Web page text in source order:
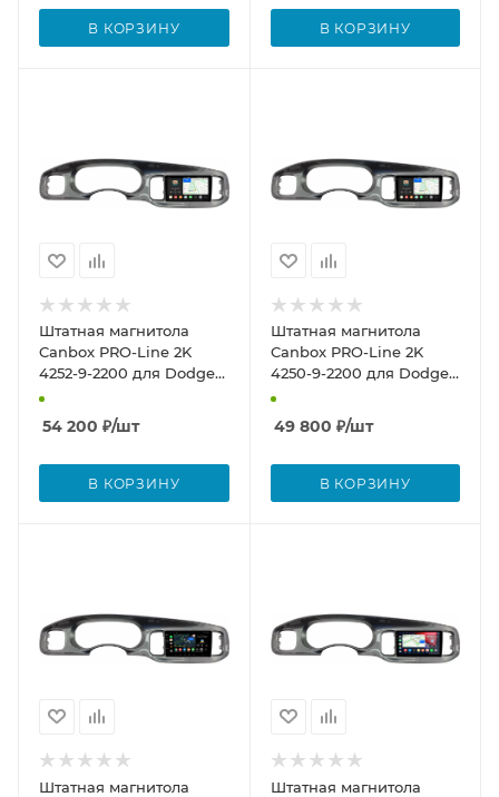
В КОРЗИНУ В КОРЗИНУ
Штатная магнитола
Canbox PRO-Line 2K
4252-9-2200 для Dodge
Charger 7 2010-2014
(глянцевая, серая) на
Android 13 (4G-SIM,
54 200 ₽/шт
В КОРЗИНУ
Штатная магнитола
Canbox PRO-Line 2K
4250-9-2200 для Dodge
Charger 7 2010-2014
(глянцевая, серая) на
Android 13 (4G-SIM, 6/128,
49 800 ₽/шт
В КОРЗИНУ
Штатная магнитола
Штатная магнитола